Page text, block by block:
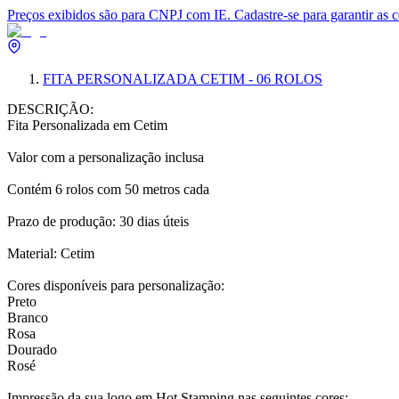
Preços exibidos são para CNPJ com IE. Cadastre-se para garantir as
FITA PERSONALIZADA CETIM - 06 ROLOS
DESCRIÇÃO:
Fita Personalizada em Cetim
Valor com a personalização inclusa
Contém 6 rolos com 50 metros cada
Prazo de produção: 30 dias úteis
Material: Cetim
Cores disponíveis para personalização:
Preto
Branco
Rosa
Dourado
Rosé